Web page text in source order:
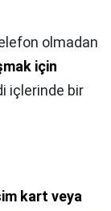
olmadan
için
içlerinde bir
kart veya